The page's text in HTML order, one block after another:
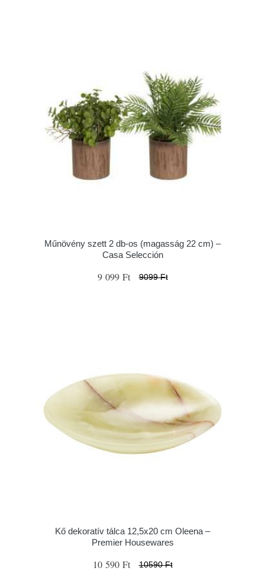
Műnövény szett 2 db-os (magasság 22 cm) –
Casa Selección
9 099 Ft 9099 Ft
Kő dekoratív tálca 12,5x20 cm Oleena –
Premier Housewares
10 590 Ft 10590 Ft